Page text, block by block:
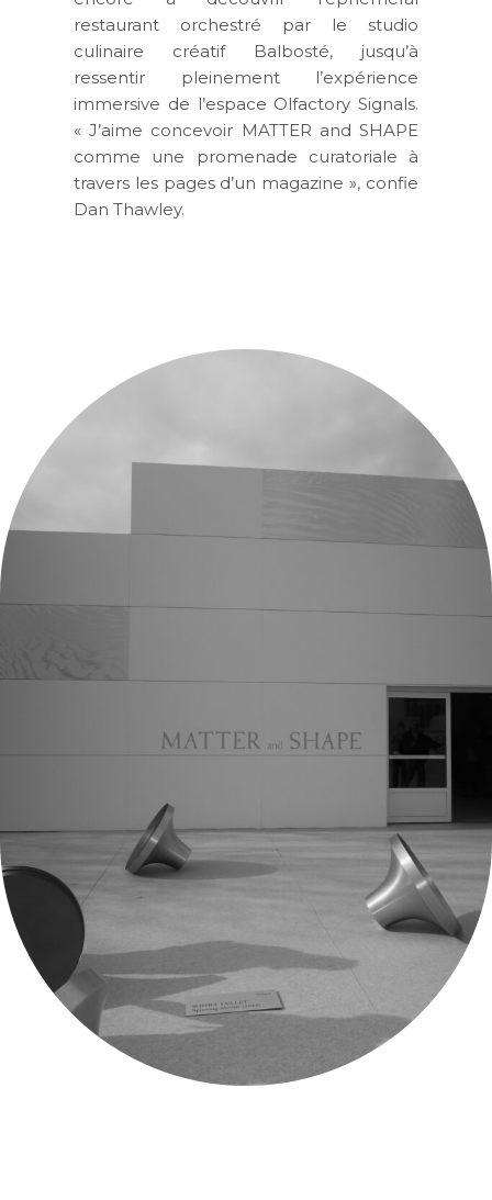
restaurant orchestré par le studio
culinaire créatif
Balbosté, jusqu’à
ressentir pleinement l’expérience
immersive de l’espace Olfactory Signals.
« J’aime concevoir MATTER and SHAPE
comme une promenade curatoriale à
travers les pages d’un magazine », confie
Dan Thawley.